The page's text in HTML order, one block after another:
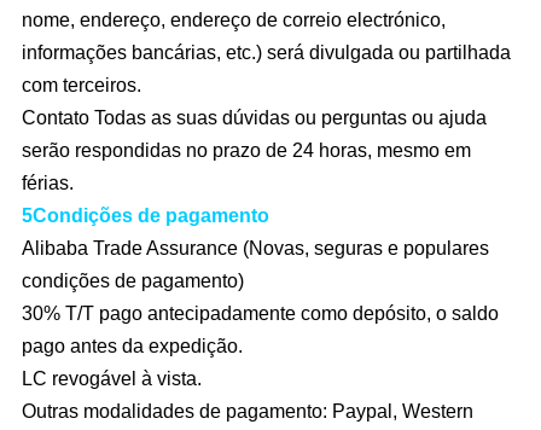
nome, endereço, endereço de correio electrónico,
informações bancárias, etc.) será divulgada ou partilhada
com terceiros.
Contato Todas as suas dúvidas ou perguntas ou ajuda
serão respondidas no prazo de 24 horas, mesmo em
férias.
5Condições de pagamento
Alibaba Trade Assurance (Novas, seguras e populares
condições de pagamento)
30% T/T pago antecipadamente como depósito, o saldo
pago antes da expedição.
LC revogável à vista.
Outras modalidades de pagamento: Paypal, Western